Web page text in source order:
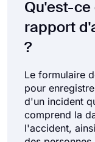
Qu'est-ce
rapport
?
Le formulaire
pour
d'un incident
comprend la
l'accident,